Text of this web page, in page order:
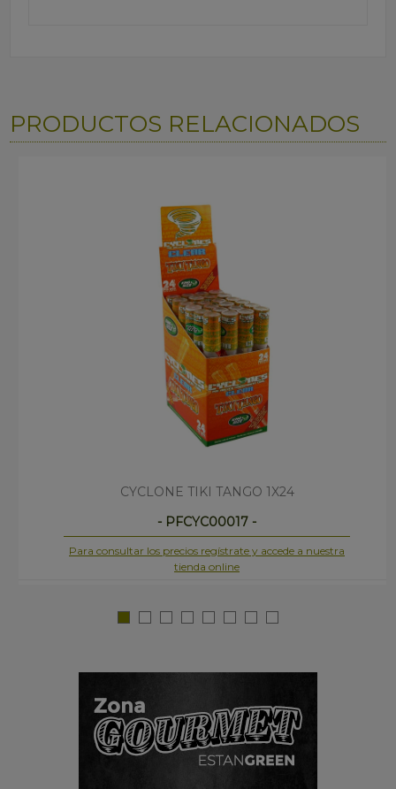
PRODUCTOS RELACIONADOS
CYCLONE TIKI TANGO 1X24
- PFCYC00017 -
Para consultar los precios regístrate y accede a nuestra
tienda online